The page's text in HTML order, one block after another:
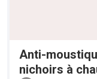
Anti-
nichoirs à